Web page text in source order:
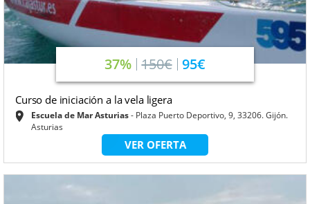
37% 150€ 95€
Curso de iniciación a la vela ligera
Escuela de Mar Asturias
Plaza Puerto Deportivo, 9, 33206. Gijón.
Asturias
VER OFERTA